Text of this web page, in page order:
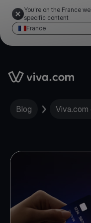
You're on the France
specific content
France
Link to the homepage
Blog Viva.com